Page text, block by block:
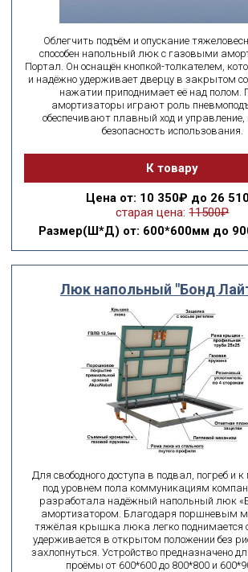
Сбросить фильтр подобрать
Облегчить подъём и опускание
способен напольный люк с газовыми
Портал. Он оснащён кнопкой-толкателем,
и надёжно удерживает дверцу в закрытом
нажатии приподнимает её над полом.
амортизаторы играют роль
обеспечивают плавный ход и
безопасность использования.
К товару
Цена от: 10 350₽ до 26
старая цена: 11500₽
Размер(Ш*Д) от: 600*600мм до
Люк напольный "Бонд
Для свободного доступа в подвал, погреб и
под уровнем пола коммуникациям
разработала надёжный напольный люк
амортизатором. Благодаря поршневым
тяжёлая крышка люка легко поднимается
удерживается в открытом положении без
захлопнуться. Устройство предназначено
проёмы от 600*600 до 800*800 и